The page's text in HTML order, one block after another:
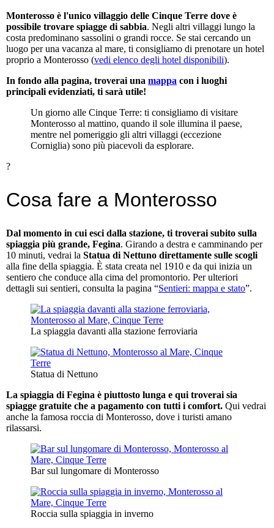
Monterosso è l'unico villaggio delle Cinque Terre dove è
possibile trovare spiagge di sabbia. Negli altri villaggi lungo la
costa predominano sassolini o grandi rocce. Se stai cercando un
luogo per una vacanza al mare, ti consigliamo di prenotare un hotel
proprio a Monterosso (vedi elenco degli hotel disponibili).
In fondo alla pagina, troverai una mappa con i luoghi
principali evidenziati, ti sarà utile!
Un giorno alle Cinque Terre: ti consigliamo di visitare
Monterosso al mattino, quando il sole illumina il paese,
mentre nel pomeriggio gli altri villaggi (eccezione
Corniglia) sono più piacevoli da esplorare.
?
Cosa fare a Monterosso
Dal momento in cui esci dalla stazione, ti troverai subito sulla
spiaggia più grande, Fegina. Girando a destra e camminando per
10 minuti, vedrai la Statua di Nettuno direttamente sulle scogli
alla fine della spiaggia. È stata creata nel 1910 e da qui inizia un
sentiero che conduce alla cima del promontorio. Per ulteriori
dettagli sui sentieri, consulta la pagina “Sentieri: mappa e stato”.
La spiaggia davanti alla stazione ferroviaria
Statua di Nettuno
La spiaggia di Fegina è piuttosto lunga e qui troverai sia
spiagge gratuite che a pagamento con tutti i comfort. Qui vedrai
anche la famosa roccia di Monterosso, dove i turisti amano
rilassarsi.
Bar sul lungomare di Monterosso
Roccia sulla spiaggia in inverno